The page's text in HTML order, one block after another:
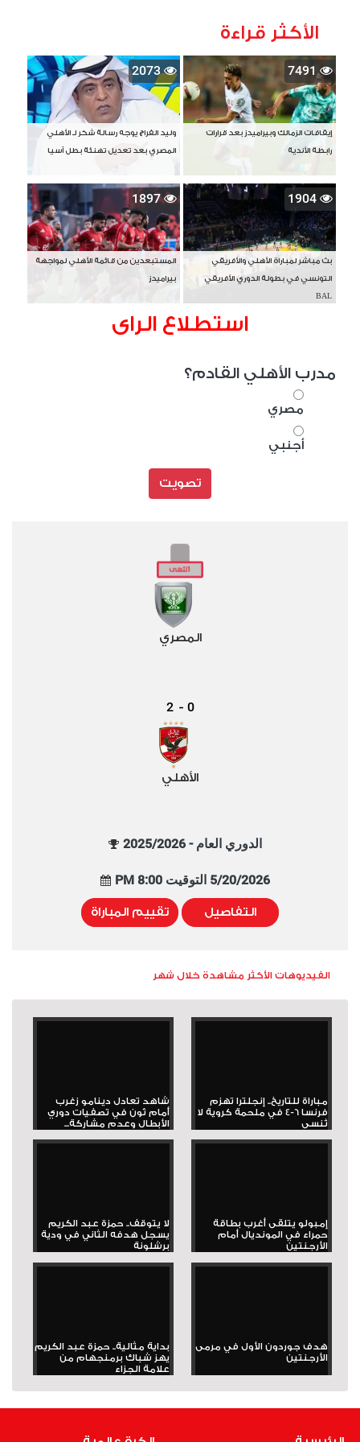
الأكثر قراءة
7491
إيقافات الزمالك وبيراميدز بعد قرارات
رابطة الأندية
2073
وليد الفراج يوجه رسالة شكر لـ الأهلي
المصري بعد تعديل تهنئة بطل آسيا
1904
بث مباشر لمباراة الأهلي والأفريقي
التونسي في بطولة الدوري الأفريقي
BAL
1897
المستبعدين من قائمة الأهلي لمواجهة
بيراميدز
استطلاع الراى
مدرب الأهلي القادم؟
مصري
أجنبي
تصويت
المصري
0
-
2
الأهلي
الدوري العام - 2025/2026
5/20/2026 التوقيت 8:00 PM
التفاصيل تقييم المباراة
الفيديوهات الأكثر مشاهدة خلال شهر
مباراة للتاريخ.. إنجلترا تهزم
فرنسا 6-4 في ملحمة كروية لا
تُنسى
شاهد تعادل دينامو زغرب
أمام ثون في تصفيات دوري
الأبطال وعدم مشاركة...
إمبولو يتلقى أغرب بطاقة
حمراء في المونديال أمام
الأرجنتين
لا يتوقف.. حمزة عبد الكريم
يسجل هدفه الثاني في ودية
برشلونة
هدف جوردون الأول في مرمى
الأرجنتين
بداية مثالية.. حمزة عبد الكريم
يهز شباك برمنجهام من
علامة الجزاء